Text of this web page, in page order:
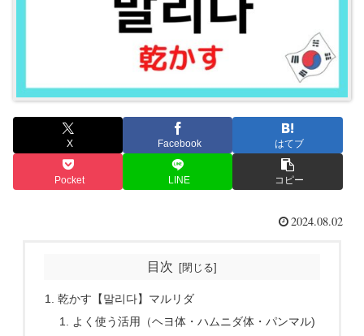
X Facebook はてブ
Pocket LINE コピー
2024.08.02
目次
乾かす【말리다】マルリダ
よく使う活用（ヘヨ体・ハムニダ体・パンマル)